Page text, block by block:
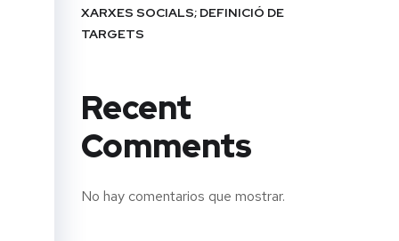
XARXES SOCIALS; DEFINICIÓ DE
TARGETS
Recent
Comments
No hay comentarios que mostrar.